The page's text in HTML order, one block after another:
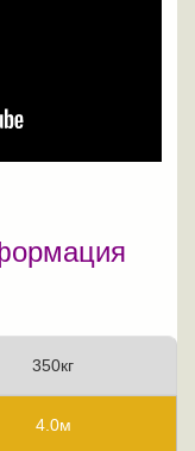
350кг
4.0м